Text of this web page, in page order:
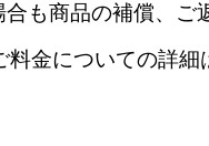
も商品の補償、ご
金についての詳細